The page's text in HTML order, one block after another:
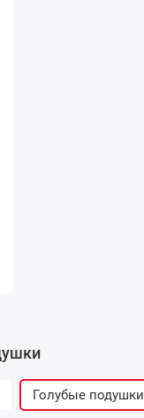
Голубые подушки